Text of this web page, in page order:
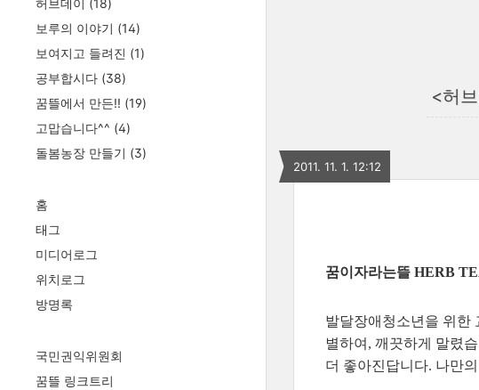
허브데이 (18)
보루의 이야기 (14)
보여지고 들려진 (1)
공부합시다 (38)
꿈뜰에서 만든!! (19)
고맙습니다^^ (4)
돌봄농장 만들기 (3)
홈
태그
미디어로그
위치로그
방명록
국민권익위원회
꿈뜰 링크트리
<허
2011. 11. 1. 12:12
꿈이자라는뜰 HERB
발달장애청소년을 위한
별하여, 깨끗하게 말렸
더 좋아진답니다. 나만